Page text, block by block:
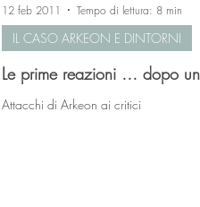
Le prime reazioni … dopo
Attacchi di Arkeon ai critici
IL CASO ARKEON E DINTORNI
12 feb 2011 Tempo di lettura: 8 min